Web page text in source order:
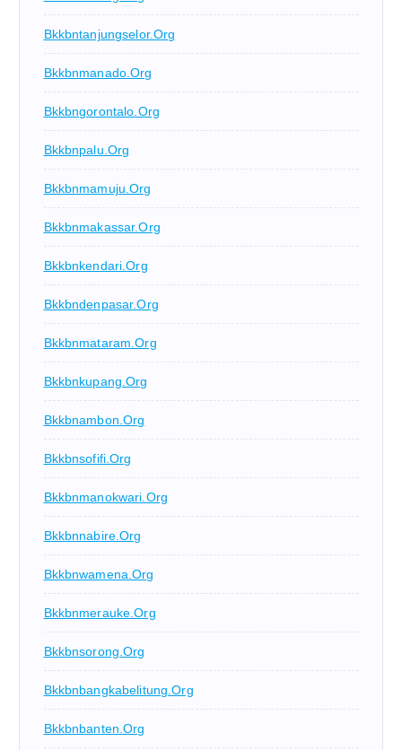
Bkkbntanjungselor.org
Bkkbnmanado.org
Bkkbngorontalo.org
Bkkbnpalu.org
Bkkbnmamuju.org
Bkkbnmakassar.org
Bkkbnkendari.org
Bkkbndenpasar.org
Bkkbnmataram.org
Bkkbnkupang.org
Bkkbnambon.org
Bkkbnsofifi.org
Bkkbnmanokwari.org
Bkkbnnabire.org
Bkkbnwamena.org
Bkkbnmerauke.org
Bkkbnsorong.org
Bkkbnbangkabelitung.org
Bkkbnbanten.org